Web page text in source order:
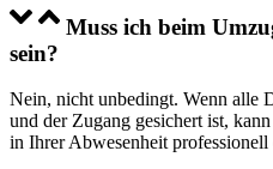
Muss ich beim
sein?
Nein, nicht unbedingt. Wenn alle
und der Zugang gesichert ist,
in Ihrer Abwesenheit professionell